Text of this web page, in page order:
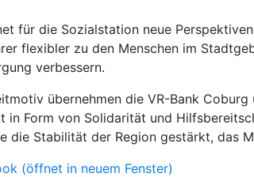
für die Sozialstation neue
flexibler zu den Menschen im
verbessern.
übernehmen die VR-Bank
in Form von Solidarität und
die Stabilität der Region gestärkt, das
(öffnet in neuem Fenster)